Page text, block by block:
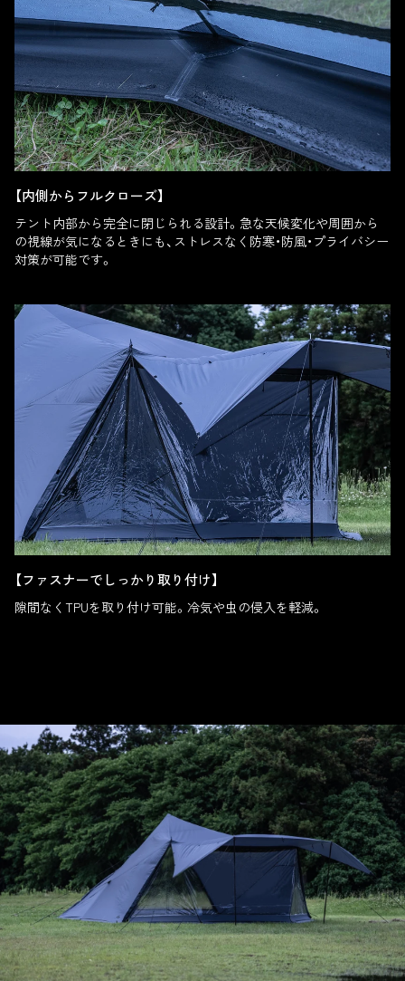
【内側からフルクローズ】
テント内部から完全に閉じられる設計。急な天候変化や周囲から
の視線が気になるときにも、ストレスなく防寒・防風・プライバシー
対策が可能です。
【ファスナーでしっかり取り付け】
隙間なくTPUを取り付け可能。冷気や虫の侵入を軽減。